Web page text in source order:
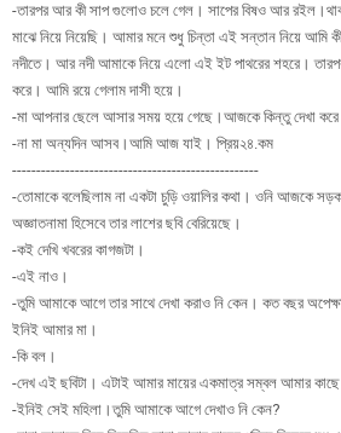
-তারপর আর কী সাপ গুলোও চলে গেল। সাপের বিষও আর
মাঝে নিয়ে নিয়েছি। আমার মনে শুধু চিন্তা এই সন্তান নিয়ে আমি
নদীতে। আর নদী আমাকে নিয়ে এলো এই ইট পাথরের শহরে।
করে। আমি রয়ে গেলাম দাসী হয়ে।
-মা আপনার ছেলে আসার সময় হয়ে গেছে।আজকে কিন্তু দেখা করে
-না মা অন্যদিন আসব।আমি আজ যাই। প্রিয়২৪.কম
---------------------------------------------------
-তোমাকে বলেছিলাম না একটা চুড়ি ওয়ালির কথা। ওনি আজকে সড়ক
অজ্ঞাতনামা হিসেবে তার লাশের ছবি বেরিয়েছে।
-কই দেখি খবরের কাগজটা।
-এই নাও।
-তুমি আমাকে আগে তার সাথে দেখা করাও নি কেন। কত বছর
ইনিই আমার মা।
-কি বল।
-দেখ এই ছবিটা। এটাই আমার মায়ের একমাত্র সম্বল আমার
-ইনিই সেই মহিলা।তুমি আমাকে আগে দেখাও নি কেন?